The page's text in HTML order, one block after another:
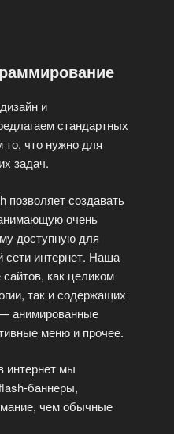
и
стандартных
что нужно для
задач.
позволяет создавать
очень
доступную для
сети интернет. Наша
как целиком
так и содержащих
анимированные
меню и прочее.
интернет мы
баннеры,
чем обычные